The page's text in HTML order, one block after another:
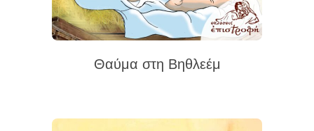
Θαύμα στη Βηθλεέμ